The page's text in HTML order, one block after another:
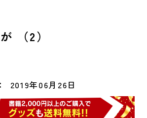
（2）
2019年06月26日